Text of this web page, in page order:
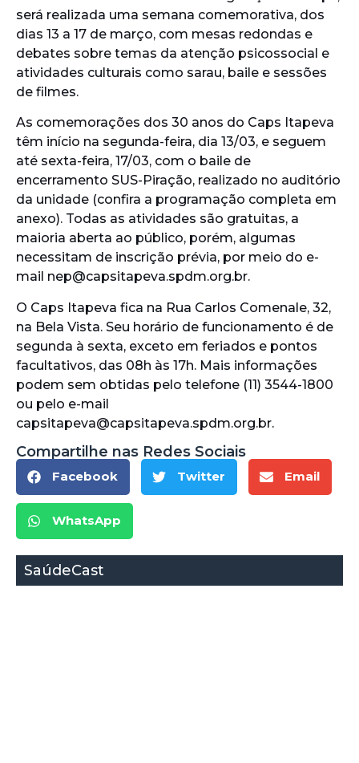
será realizada uma semana comemorativa, dos
dias 13 a 17 de março, com mesas redondas e
debates sobre temas da atenção psicossocial e
atividades culturais como sarau, baile e sessões
de filmes.
As comemorações dos 30 anos do Caps Itapeva
têm início na segunda-feira, dia 13/03, e seguem
até sexta-feira, 17/03, com o baile de
encerramento SUS-Piração, realizado no auditório
da unidade (confira a programação completa em
anexo). Todas as atividades são gratuitas, a
maioria aberta ao público, porém, algumas
necessitam de inscrição prévia, por meio do e-
mail nep@capsitapeva.spdm.org.br.
O Caps Itapeva fica na Rua Carlos Comenale, 32,
na Bela Vista. Seu horário de funcionamento é de
segunda à sexta, exceto em feriados e pontos
facultativos, das 08h às 17h. Mais informações
podem sem obtidas pelo telefone (11) 3544-1800
ou pelo e-mail
capsitapeva@capsitapeva.spdm.org.br.
Compartilhe nas Redes Sociais
Facebook Twitter Email
WhatsApp
SaúdeCast